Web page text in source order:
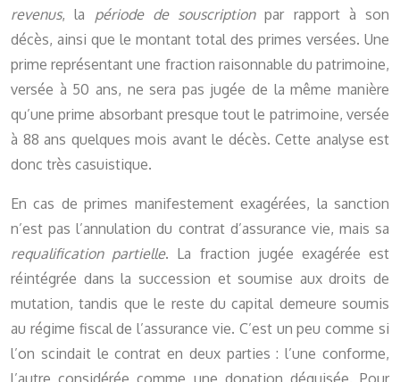
revenus, la période de souscriptionpar rapport à son
décès, ainsi que le montant total des primes versées. Une
prime représentant une fraction raisonnable du patrimoine,
versée à 50 ans, ne sera pas jugée de la même manière
qu’une prime absorbant presque tout le patrimoine, versée
à 88 ans quelques mois avant le décès. Cette analyse est
donc très casuistique.
En cas de primes manifestement exagérées, la sanction
n’est pas l’annulation du contrat d’assurance vie, mais sa
requalification partielle. La fraction jugée exagérée est
réintégrée dans la succession et soumise aux droits de
mutation, tandis que le reste du capital demeure soumis
au régime fiscal de l’assurance vie. C’est un peu comme si
l’on scindait le contrat en deux parties : l’une conforme,